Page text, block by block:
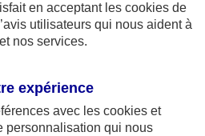
AXA France Vie sont
en opérations de
(consultable
en acceptant les cookies de
utilisateurs qui nous aident à
nos services.
expérience
avec les cookies et
personnalisation qui nous